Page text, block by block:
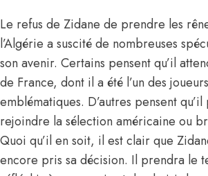
Le refus de Zidane de prendre les
l’Algérie a suscité de nombreuses
son avenir. Certains pensent qu’il
de France, dont il a été l’un des
emblématiques. D’autres pensent
rejoindre la sélection américaine ou
Quoi qu’il en soit, il est clair que
encore pris sa décision. Il prendra le